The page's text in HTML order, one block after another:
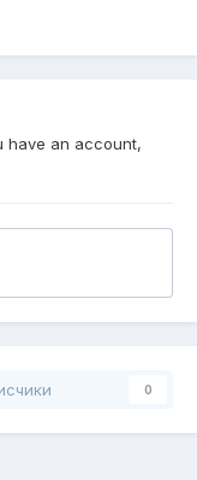
have an account,
0